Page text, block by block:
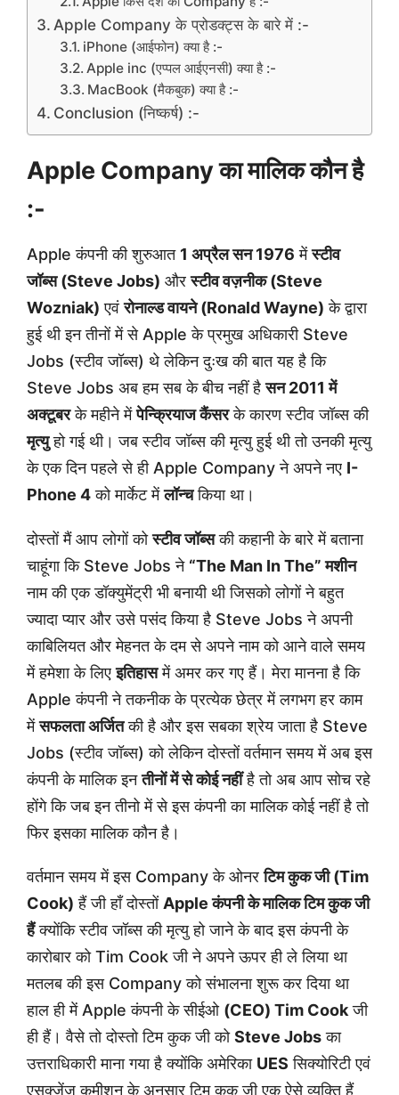
Apple Company के प्रोडक्ट्स के बारे में :-
iPhone (आईफोन) क्या है :-
Apple inc (एप्पल आईएनसी) क्या है :-
MacBook (मैकबुक) क्या है :-
Conclusion (निष्कर्ष) :-
Apple Company का मालिक कौन है
:-
Apple कंपनी की शुरुआत 1 अप्रैल सन 1976 मेंस्टीव
जॉब्स (Steve Jobs) औरस्टीव वज़नीक (Steve
Wozniak) एवंरोनाल्ड वायने (Ronald Wayne) के द्वारा
हुई थी इन तीनों में से Apple के प्रमुख अधिकारी Steve
Jobs (स्टीव जॉब्स) थे लेकिन दुःख की बात यह है कि
Steve Jobs अब हम सब के बीच नहीं हैसन 2011 में
अक्टूबरके महीने मेंपेन्क्रियाज कैंसरके कारण स्टीव जॉब्स की
मृत्युहो गई थी। जब स्टीव जॉब्स की मृत्यु हुई थी तो उनकी मृत्यु
के एक दिन पहले से ही Apple Company ने अपने नए I-
Phone 4को मार्केट मेंलॉन्चकिया था।
दोस्तों मैं आप लोगों कोस्टीव जॉब्सकी कहानी के बारे में बताना
चाहूंगा कि Steve Jobs ने “The Man In The” मशीन
नाम की एक डॉक्युमेंट्री भी बनायी थी जिसको लोगों ने बहुत
ज्यादा प्यार और उसे पसंद किया है Steve Jobs ने अपनी
काबिलियत और मेहनत के दम से अपने नाम को आने वाले समय
में हमेशा के लिएइतिहासमें अमर कर गए हैं। मेरा मानना है कि
Apple कंपनी ने तकनीक के प्रत्येक छेत्र में लगभग हर काम
मेंसफलता अर्जितकी है और इस सबका श्रेय जाता है Steve
Jobs (स्टीव जॉब्स) को लेकिन दोस्तों वर्तमान समय में अब इस
कंपनी के मालिक इनतीनों में से कोई नहींहै तो अब आप सोच रहे
होंगे कि जब इन तीनो में से इस कंपनी का मालिक कोई नहीं है तो
फिर इसका मालिक कौन है।
वर्तमान समय में इस Company के ओनरटिम कुक जी (Tim
Cook) हैं जी हाँ दोस्तोंApple कंपनी के मालिक टिम कुक जी
हैंक्योंकि स्टीव जॉब्स की मृत्यु हो जाने के बाद इस कंपनी के
कारोबार को Tim Cook जी ने अपने ऊपर ही ले लिया था
मतलब की इस Company को संभालना शुरू कर दिया था
हाल ही में Apple कंपनी के सीईओ (CEO) Tim Cookजी
ही हैं। वैसे तो दोस्तो टिम कुक जी कोSteve Jobsका
उत्तराधिकारी माना गया है क्योंकि अमेरिका UES सिक्योरिटी एवं
एसक्जेंज कमीशन के अनुसार टिम कुक जी एक ऐसे व्यक्ति हैं